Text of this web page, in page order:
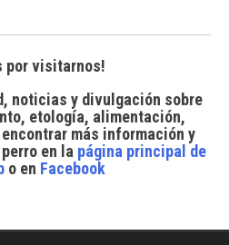
por visitarnos!
noticias y divulgación sobre
etología, alimentación,
más información y
en la página principal de
o en Facebook